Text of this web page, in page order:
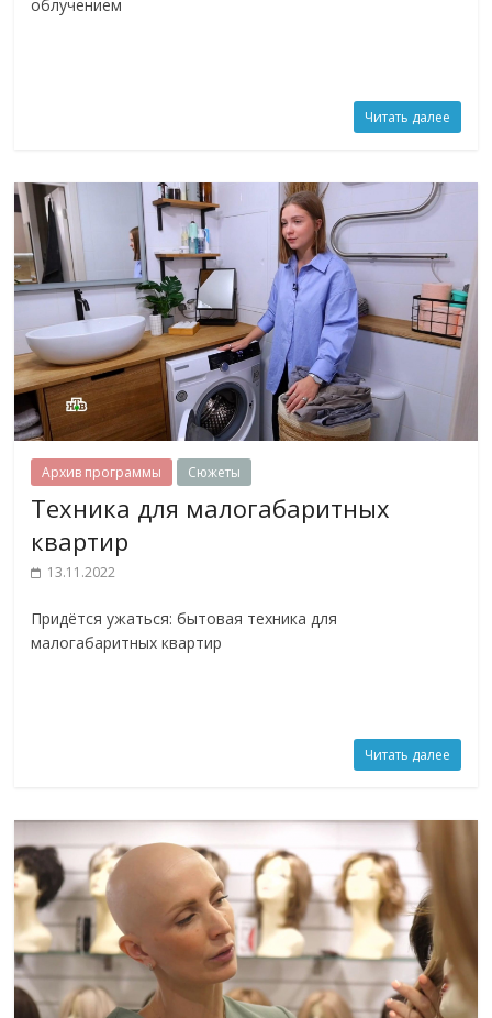
облучением
Читать далее
Архив программы Сюжеты
Техника для малогабаритных
квартир
13.11.2022
Придётся ужаться: бытовая техника для
малогабаритных квартир
Читать далее